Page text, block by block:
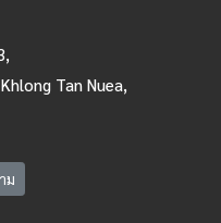
Tan Nuea,
ม